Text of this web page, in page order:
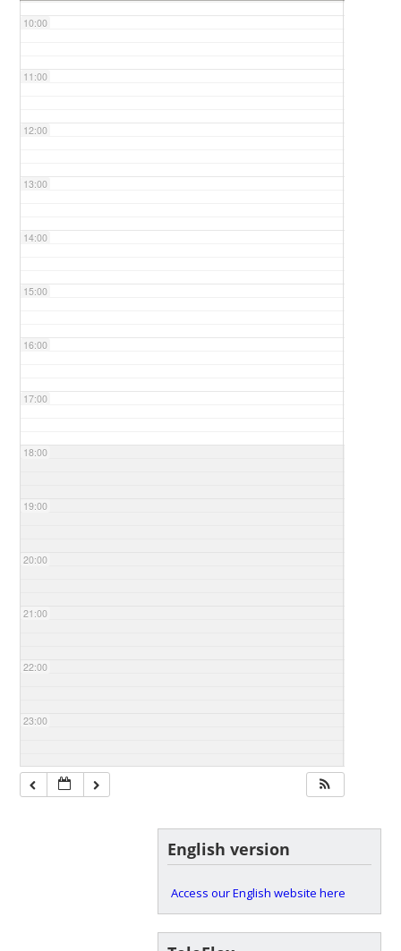
10:00
11:00
12:00
13:00
14:00
15:00
16:00
17:00
18:00
19:00
20:00
21:00
22:00
23:00
English version
Access our English website here